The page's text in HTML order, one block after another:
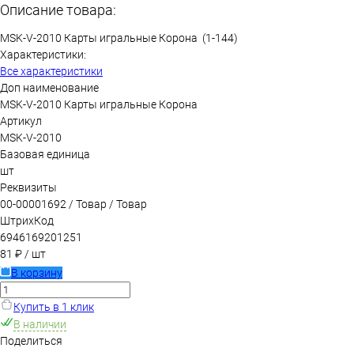
Описание товара:
MSK-V-2010 Карты игральные Корона (1-144)
Характеристики:
Все характеристики
Доп наименование
MSK-V-2010 Карты игральные Корона
Артикул
MSK-V-2010
Базовая единица
шт
Реквизиты
00-00001692 / Товар / Товар
ШтрихКод
6946169201251
81 ₽ / шт
В корзину
Купить в 1 клик
В наличии
Поделиться